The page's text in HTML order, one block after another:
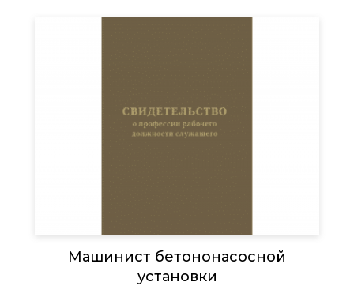
Машинист бетононасосной
установки